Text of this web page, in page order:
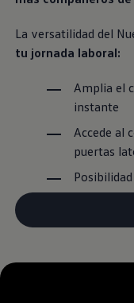
La versatilidad del
tu jornada laboral:
Amplia el
instante
Accede al
puertas